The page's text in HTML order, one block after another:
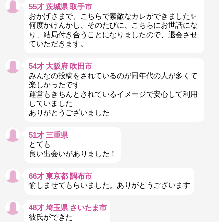
55才 茨城県 取手市
おかげさまで、こちらで素敵なカレができました✨
何度かけんかし、そのたびに、こちらにお世話にな
り、結局付き合うことになりましたので、退会させ
ていただきます。
54才 大阪府 吹田市
みんなの投稿をされているのが同年代の人が多くて
楽しかったです
運営もきちんとされているイメージで安心して利用
していました
ありがとうございました
51才 三重県
とても
良い出会いがありました！
66才 東京都 調布市
愉しませてもらいました。ありがとうございます
48才 埼玉県 さいたま市
彼氏ができた